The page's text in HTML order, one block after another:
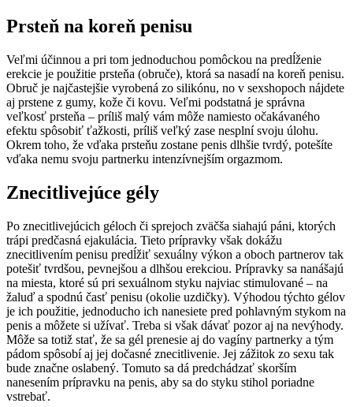
Prsteň na koreň penisu
Veľmi účinnou a pri tom jednoduchou pomôckou na predĺženie
erekcie je použitie prsteňa (obruče), ktorá sa nasadí na koreň penisu.
Obruč je najčastejšie vyrobená zo silikónu, no v sexshopoch nájdete
aj prstene z gumy, kože či kovu. Veľmi podstatná je správna
veľkosť prsteňa – príliš malý vám môže namiesto očakávaného
efektu spôsobiť ťažkosti, príliš veľký zase nesplní svoju úlohu.
Okrem toho, že vďaka prsteňu zostane penis dlhšie tvrdý, potešíte
vďaka nemu svoju partnerku intenzívnejším orgazmom.
Znecitlivejúce gély
Po znecitlivejúcich géloch či sprejoch zväčša siahajú páni, ktorých
trápi predčasná ejakulácia. Tieto prípravky však dokážu
znecitlivením penisu predĺžiť sexuálny výkon a oboch partnerov tak
potešiť tvrdšou, pevnejšou a dlhšou erekciou. Prípravky sa nanášajú
na miesta, ktoré sú pri sexuálnom styku najviac stimulované – na
žaluď a spodnú časť penisu (okolie uzdičky). Výhodou týchto gélov
je ich použitie, jednoducho ich nanesiete pred pohlavným stykom na
penis a môžete si užívať. Treba si však dávať pozor aj na nevýhody.
Môže sa totiž stať, že sa gél prenesie aj do vagíny partnerky a tým
pádom spôsobí aj jej dočasné znecitlivenie. Jej zážitok zo sexu tak
bude značne oslabený. Tomuto sa dá predchádzať skorším
nanesením prípravku na penis, aby sa do styku stihol poriadne
vstrebať.